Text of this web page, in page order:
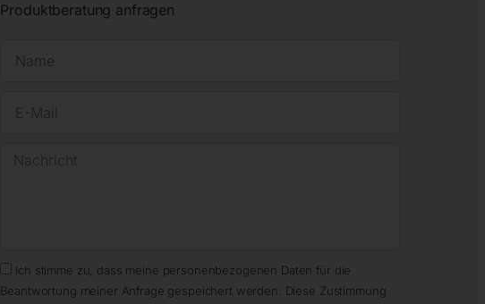
Produktberatung anfragen
Ich stimme zu, dass meine personenbezogenen Daten für die
Beantwortung meiner Anfrage gespeichert werden. Diese Zustimmung